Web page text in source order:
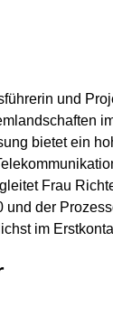
und
bietet ein
Frau
und der
im